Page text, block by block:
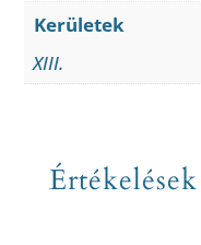
Kerületek
XIII.
Értékelések